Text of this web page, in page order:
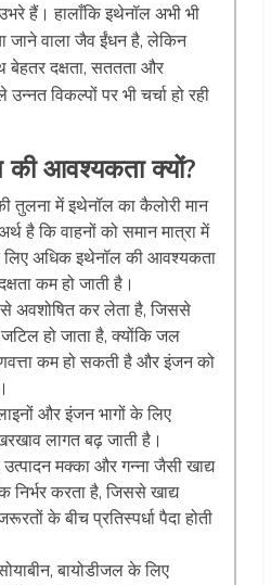
हैं। हालाँकि इथेनॉल अभी भी
जाने वाला जैव ईंधन है, लेकिन
बेहतर दक्षता, सततता और
विकल्पों पर भी चर्चा हो रही
आवश्यकता क्यों?
तुलना में इथेनॉल का कैलोरी मान
है कि वाहनों को समान मात्रा में
लिए अधिक इथेनॉल की आवश्यकता
कम हो जाती है।
अवशोषित कर लेता है, जिससे
हो जाता है, क्योंकि जल
कम हो सकती है और इंजन को
और इंजन भागों के लिए
लागत बढ़ जाती है।
मक्का और गन्ना जैसी खाद्य
करता है, जिससे खाद्य
के बीच प्रतिस्पर्धा पैदा होती
बायोडीजल के लिए